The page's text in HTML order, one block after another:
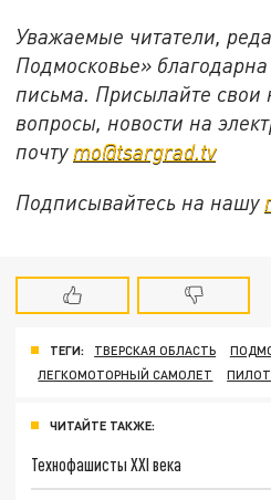
Уважаемые читатели,
Подмосковье»
письма. Присылайте свои
вопросы, новости на
почту mo@tsargrad.tv
Подписывайтесь на нашу
ТЕГИ: ТВЕРСКАЯ ОБЛАСТЬ
ЛЕГКОМОТОРНЫЙ САМОЛЕТ
ПИЛОТ
ЧИТАЙТЕ ТАКЖЕ:
Технофашисты XXI века